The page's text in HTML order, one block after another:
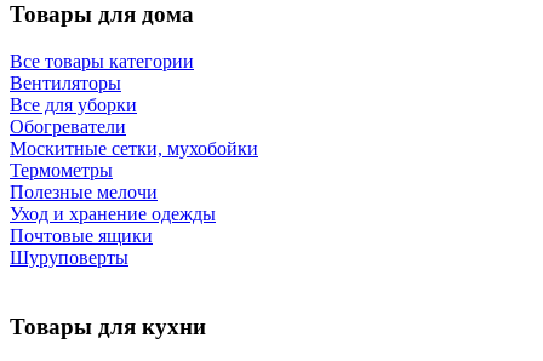
Товары для дома
Все товары категории
Вентиляторы
Все для уборки
Обогреватели
Москитные сетки, мухобойки
Термометры
Полезные мелочи
Уход и хранение одежды
Почтовые ящики
Шуруповерты
Товары для кухни